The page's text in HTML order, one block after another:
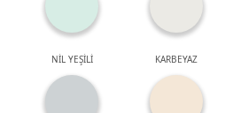
NİL YEŞİLİ KARBEYAZ